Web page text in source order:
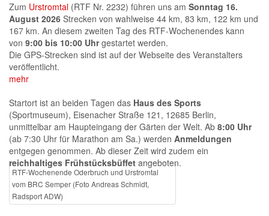
Zum Urstromtal (RTF Nr. 2232) führen uns am Sonntag 16.
August 2026 Strecken von wahlweise 44 km, 83 km, 122 km und
167 km. An diesem zweiten Tag des RTF-Wochenendes kann
von 9:00 bis 10:00 Uhrgestartet werden.
Die GPS-Strecken sind ist auf der Webseite des Veranstalters
veröffentlicht.
mehr
Startort ist an beiden Tagen das Haus des Sports
(Sportmuseum), Eisenacher Straße 121, 12685 Berlin,
unmittelbar am Haupteingang der Gärten der Welt. Ab 8:00 Uhr
(ab 7:30 Uhr für Marathon am Sa.) werden Anmeldungen
entgegen genommen. Ab dieser Zeit wird zudem ein
reichhaltiges Frühstücksbüffetangeboten.
RTF-Wochenende Oderbruch und Urstromtal
vom BRC Semper (Foto Andreas Schmidt,
Radsport ADW)